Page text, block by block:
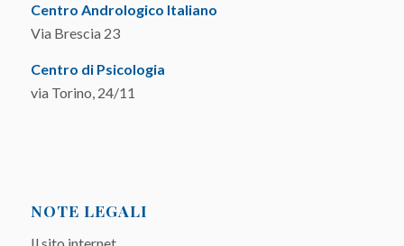
Centro Andrologico Italiano
Via Brescia 23
Centro di Psicologia
via Torino, 24/11
NOTE LEGALI